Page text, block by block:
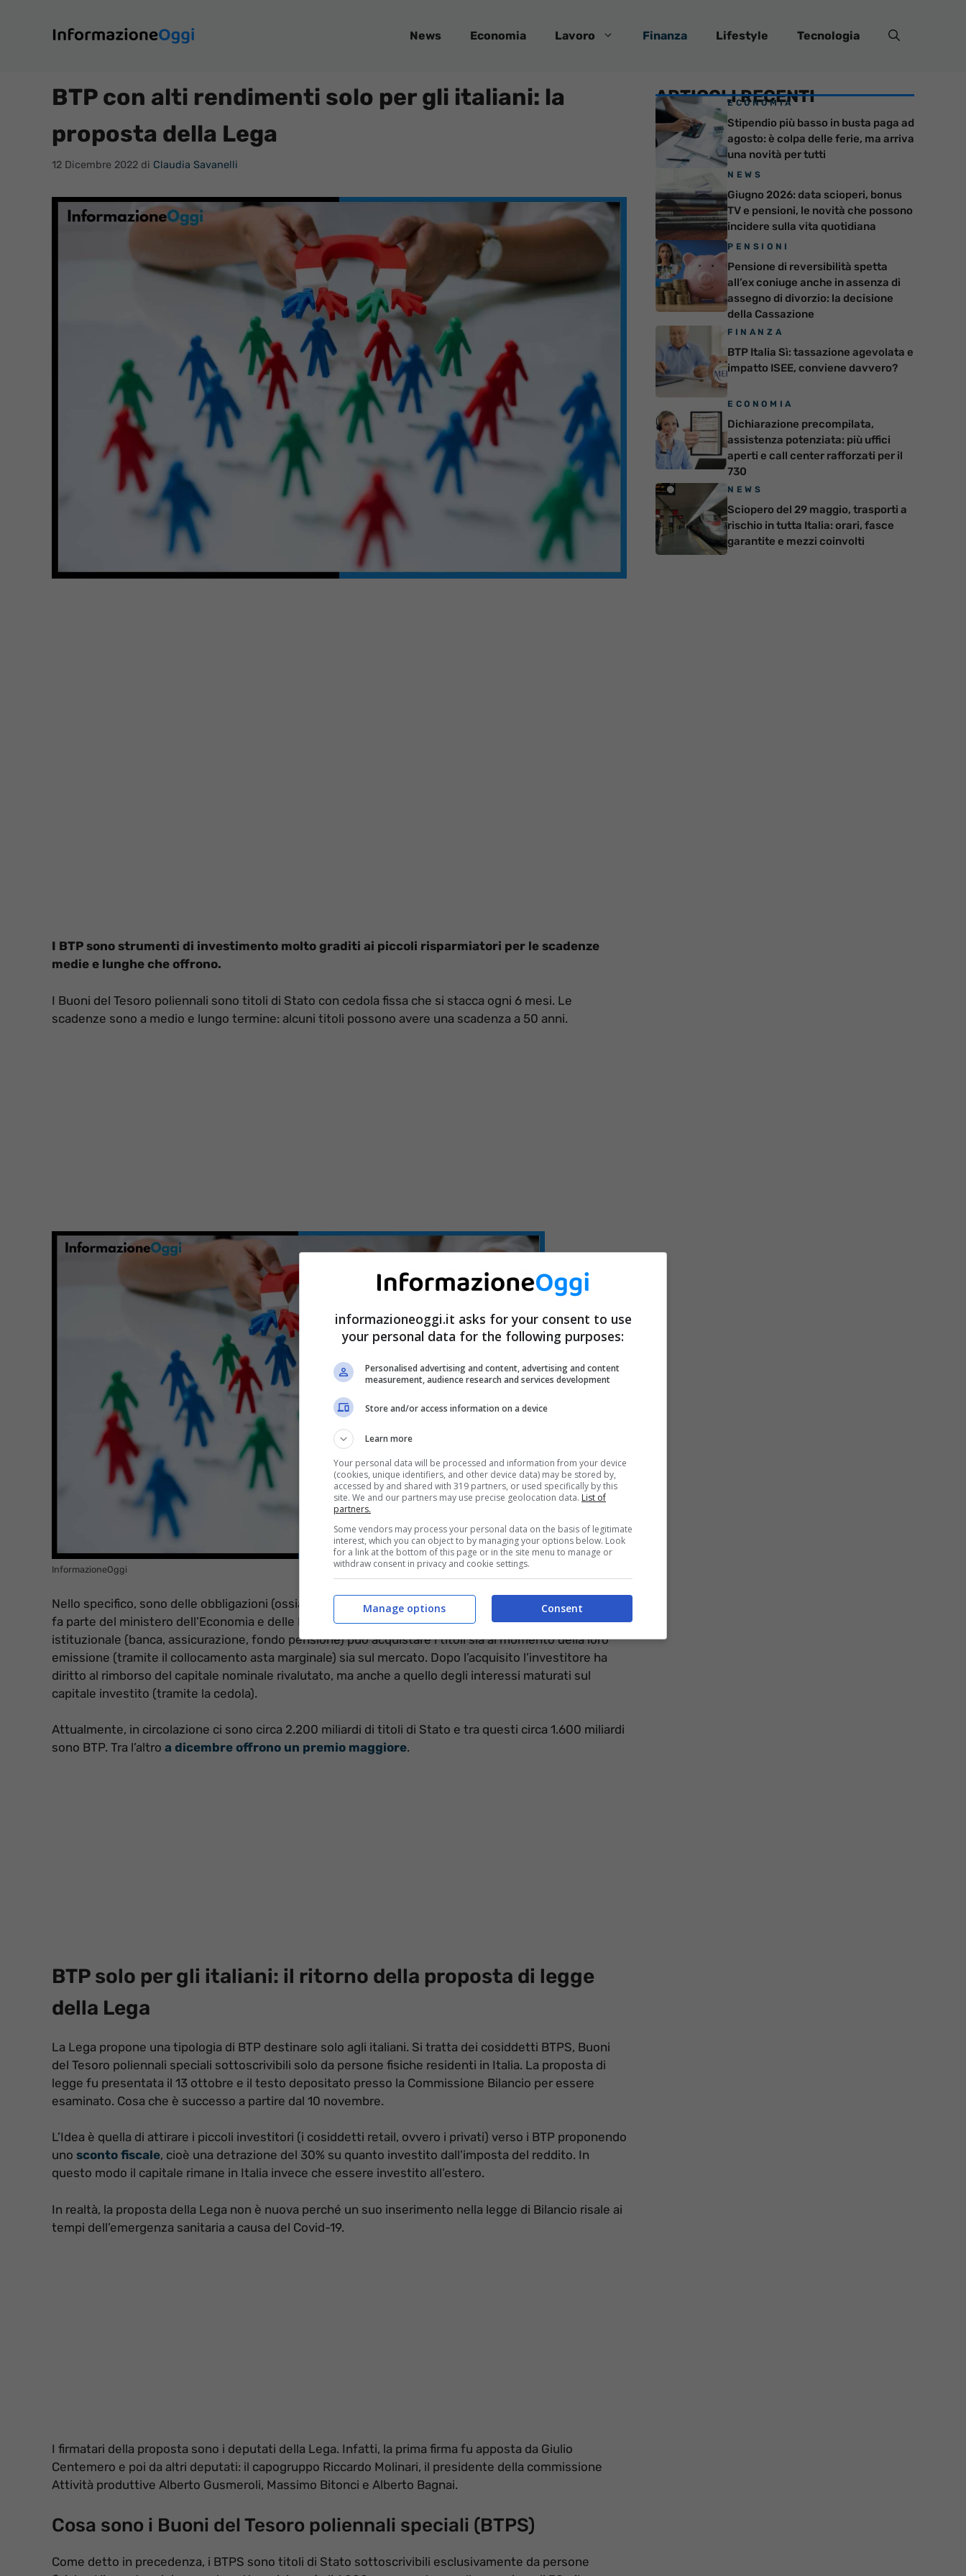
contenuto
News Economia Lavoro Finanza Lifestyle Tecnologia
BTP con alti rendimenti solo per gli italiani: la
proposta della Lega
12 Dicembre 2022 di Claudia Savanelli
I BTP sono strumenti di investimento molto graditi ai piccoli risparmiatori per le scadenze
medie e lunghe che offrono.
I Buoni del Tesoro poliennali sono titoli di Stato con cedola fissa che si stacca ogni 6 mesi. Le
scadenze sono a medio e lungo termine: alcuni titoli possono avere una scadenza a 50 anni.
InformazioneOggi
Nello specifico, sono delle obbligazioni (ossia, in inglesebond) emessi dal Dipartimento del Tesoro che
fa parte del ministero dell’Economia e delle Finanze. Un cittadino, una impresa oppure un investitore
istituzionale (banca, assicurazione, fondo pensione) può acquistare i titoli sia al momento della loro
emissione (tramite il collocamento asta marginale) sia sul mercato. Dopo l’acquisito l’investitore ha
diritto al rimborso del capitale nominale rivalutato, ma anche a quello degli interessi maturati sul
capitale investito (tramite la cedola).
Attualmente, in circolazione ci sono circa 2.200 miliardi di titoli di Stato e tra questi circa 1.600 miliardi
sono BTP. Tra l’altro a dicembre offrono un premio maggiore.
BTP solo per gli italiani: il ritorno della proposta di legge
della Lega
La Lega propone una tipologia di BTP destinare solo agli italiani. Si tratta dei cosiddetti BTPS, Buoni
del Tesoro poliennali speciali sottoscrivibili solo da persone fisiche residenti in Italia. La proposta di
legge fu presentata il 13 ottobre e il testo depositato presso la Commissione Bilancio per essere
esaminato. Cosa che è successo a partire dal 10 novembre.
L’Idea è quella di attirare i piccoli investitori (i cosiddetti retail, ovvero i privati) verso i BTP proponendo
uno sconto fiscale, cioè una detrazione del 30% su quanto investito dall’imposta del reddito. In
questo modo il capitale rimane in Italia invece che essere investito all’estero.
In realtà, la proposta della Lega non è nuova perché un suo inserimento nella legge di Bilancio risale ai
tempi dell’emergenza sanitaria a causa del Covid-19.
I firmatari della proposta sono i deputati della Lega. Infatti, la prima firma fu apposta da Giulio
Centemero e poi da altri deputati: il capogruppo Riccardo Molinari, il presidente della commissione
Attività produttive Alberto Gusmeroli, Massimo Bitonci e Alberto Bagnai.
Cosa sono i Buoni del Tesoro poliennali speciali (BTPS)
Come detto in precedenza, i BTPS sono titoli di Stato sottoscrivibili esclusivamente da persone
ARTICOLI RECENTI
ECONOMIA
Stipendio più basso in busta paga ad
agosto: è colpa delle ferie, ma arriva
una novità per tutti
NEWS
Giugno 2026: data scioperi, bonus
TV e pensioni, le novità che possono
incidere sulla vita quotidiana
PENSIONI
Pensione di reversibilità spetta
all’ex coniuge anche in assenza di
assegno di divorzio: la decisione
della Cassazione
FINANZA
BTP Italia Sì: tassazione agevolata e
impatto ISEE, conviene davvero?
ECONOMIA
Dichiarazione precompilata,
assistenza potenziata: più uffici
aperti e call center rafforzati per il
730
NEWS
Sciopero del 29 maggio, trasporti a
rischio in tutta Italia: orari, fasce
garantite e mezzi coinvolti
informazioneoggi.it asks for your consent to use
your personal data for the following purposes:
Personalised advertising and content, advertising and content
measurement, audience research and services development
Store and/or access information on a device
Learn more
Your personal data will be processed and information from your device
(cookies, unique identifiers, and other device data) may be stored by,
accessed by and shared with 319 partners, or used specifically by this
site. We and our partners may use precise geolocation data. List of
partners.
Some vendors may process your personal data on the basis of legitimate
interest, which you can object to by managing your options below. Look
for a link at the bottom of this page or in the site menu to manage or
withdraw consent in privacy and cookie settings.
Consent
Manage options